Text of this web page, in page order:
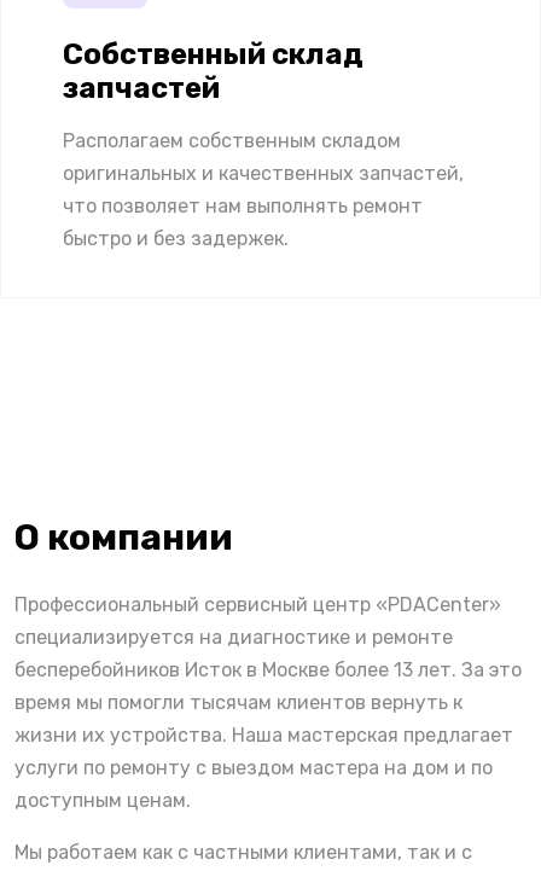
Собственный склад
запчастей
Располагаем собственным складом
оригинальных и качественных запчастей,
что позволяет нам выполнять ремонт
быстро и без задержек.
О компании
Профессиональный сервисный центр «PDACenter»
специализируется на диагностике и ремонте
бесперебойников Исток в Москве более 13 лет. За это
время мы помогли тысячам клиентов вернуть к
жизни их устройства. Наша мастерская предлагает
услуги по ремонту с выездом мастера на дом и по
доступным ценам.
Мы работаем как с частными клиентами, так и с